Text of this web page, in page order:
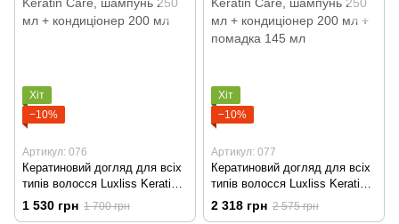
Хіт
−10%
Артикул: 076
Кератиновий догляд для всіх
типів волосся Luxliss Keratin
Care, шампунь 250 мл +
кондиціонер 200 мл
1 530 грн 1 700 грн
Хіт
−10%
Артикул: 077
Кератиновий догляд для всіх
типів волосся Luxliss Keratin
Care, шампунь 250 мл +
кондиціонер 200 мл + помадка
2 318 грн 2 575 грн